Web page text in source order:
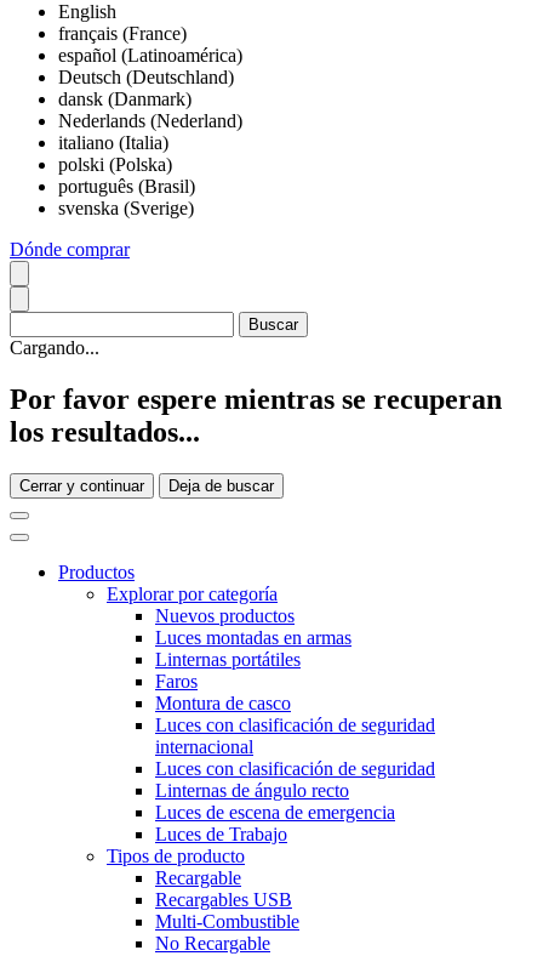
English
français (France)
español (Latinoamérica)
Deutsch (Deutschland)
dansk (Danmark)
Nederlands (Nederland)
italiano (Italia)
polski (Polska)
português (Brasil)
svenska (Sverige)
Dónde comprar
Cargando...
Por favor espere mientras se recuperan
los resultados...
Cerrar y continuar Deja de buscar
Productos
Explorar por categoría
Nuevos productos
Luces montadas en armas
Linternas portátiles
Faros
Montura de casco
Luces con clasificación de seguridad
internacional
Luces con clasificación de seguridad
Linternas de ángulo recto
Luces de escena de emergencia
Luces de Trabajo
Tipos de producto
Recargable
Recargables USB
Multi-Combustible
No Recargable